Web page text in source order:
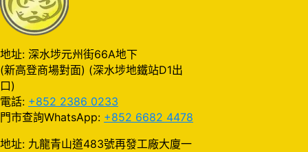
地址: 深水埗元州街66A地下
(新高登商場對面) (深水埗地鐵站D1出
口)
電話: +852 2386 0233
門市查詢WhatsApp: +852 6682 4478
地址: 九龍青山道483號再發工廠大廈一